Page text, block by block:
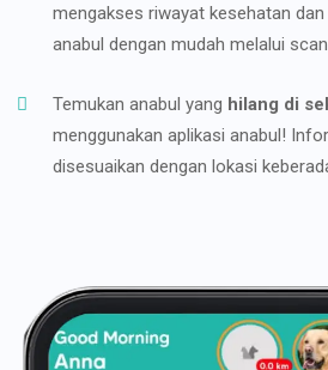
mengakses riwayat kesehatan
anabul dengan mudah melalui
Temukan anabul yang hilang di
menggunakan aplikasi anabul!
disesuaikan dengan lokasi